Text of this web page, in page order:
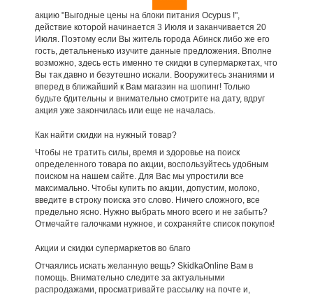
акцию "Выгодные цены на блоки питания Ocypus !",
действие которой начинается 3 Июля и заканчивается 20
Июля. Поэтому если Вы житель города Абинск либо же его
гость, детальненько изучите данные предложения. Вполне
возможно, здесь есть именно те скидки в супермаркетах, что
Вы так давно и безутешно искали. Вооружитесь знаниями и
вперед в ближайший к Вам магазин на шопинг! Только
будьте бдительны и внимательно смотрите на дату, вдруг
акция уже закончилась или еще не началась.
Как найти скидки на нужный товар?
Чтобы не тратить силы, время и здоровье на поиск
определенного товара по акции, воспользуйтесь удобным
поиском на нашем сайте. Для Вас мы упростили все
максимально. Чтобы купить по акции, допустим, молоко,
введите в строку поиска это слово. Ничего сложного, все
предельно ясно. Нужно выбрать много всего и не забыть?
Отмечайте галочками нужное, и сохраняйте список покупок!
Акции и скидки супермаркетов во благо
Отчаялись искать желанную вещь? SkidkaOnline Вам в
помощь. Внимательно следите за актуальными
распродажами, просматривайте рассылку на почте и,